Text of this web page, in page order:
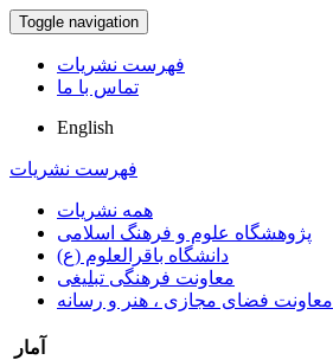
Toggle navigation
فهرست نشریات
تماس با ما
English
فهرست نشریات
همه نشریات
پژوهشگاه علوم و فرهنگ اسلامی
دانشگاه باقرالعلوم (ع)
معاونت فرهنگی تبلیغی
معاونت فضای مجازی ، هنر و رسانه
آمار